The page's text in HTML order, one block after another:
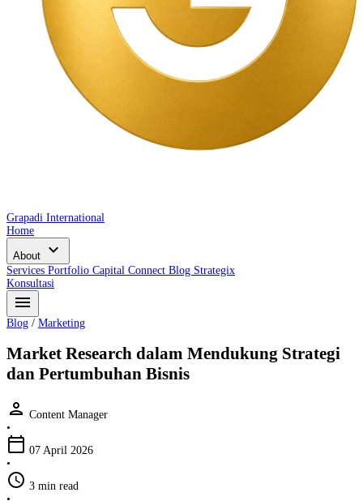
Grapadi International
Home
About expand_more
Services Portfolio Capital Connect Blog Strategix
Konsultasi
menu
Blog / Marketing
Market Research dalam Mendukung Strategi
dan Pertumbuhan Bisnis
person Content Manager
•
calendar_today 07 April 2026
•
schedule 3 min read